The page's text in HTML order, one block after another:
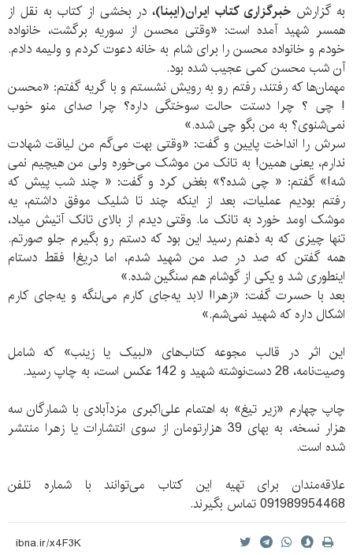
به گزارش خبرگزاری کتاب ایران(ایبنا)،در بخشی از کتاب به نقل از
همسر شهید آمده است: «وقتی محسن از سوریه برگشت، خانواده
خودم و خانواده محسن را برای شام به خانه دعوت کردم و ولیمه دادم.
آن شب محسن کمی عجیب شده بود.
مهمان‌ها که رفتند، رفتم رو به رویش نشستم و با گریه گفتم: «محسن
! چی ؟ چرا دستت حالت سوختگی داره؟ چرا صدای منو خوب
نمی‌شنوی؟ به من بگو چی شده.»
سرش را انداخت پایین و گفت: «وقتی بهت می‌گم من لیاقت شهادت
ندارم، یعنی همین! به تانک من موشک می‌خوره ولی من هیچیم نمی
شه!» گفتم: « چی شده؟» بغض کرد و گفت: « چند شب پیش که
رفتم بودیم عملیات، بعد از اینکه چند تا شلیک موفق داشتم، یه
موشک اومد خورد به تانک ما. وقتی دیدم از بالای تانک آتیش میاد،
تنها چیزی که به ذهنم رسید این بود که دستم رو بگیرم جلو صورتم.
همه گفتن که صد در صد من شهید شدم، اما دریغ! فقط دستام
اینطوری شد و یکی از گوشام هم سنگین شده.»
بعد با حسرت گفت: «زهرا! لابد یه‌جای کارم می‌لنگه و یه‌جای کارم
اشکال داره که شهید نمی‌شم.»
این اثر در قالب مجوعه کتاب‌های «لبیک یا زینب» که شامل
وصیت‌نامه، 28 دست‌نوشته شهید و 142 عکس است، به چاپ رسید.
چاپ چهارم «زیر تیغ» به اهتمام علی‌اکبری مزدآبادی با شمارگان سه
هزار نسخه، به بهای 39 هزارتومان از سوی انتشارات یا زهرا منتشر
شده است.
علاقه‌مندان برای تهیه این کتاب می‌توانند با شماره تلفن
091989954468 تماس بگیرند.